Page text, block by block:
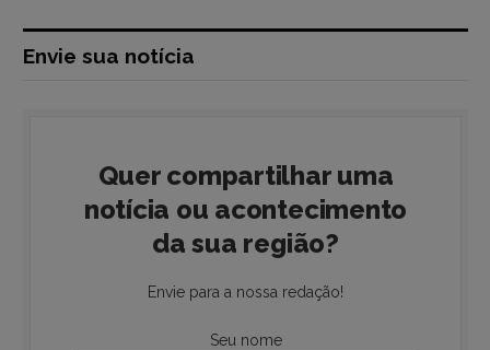
Envie sua notícia
Quer compartilhar uma
notícia ou acontecimento
da sua região?
Envie para a nossa redação!
Seu nome